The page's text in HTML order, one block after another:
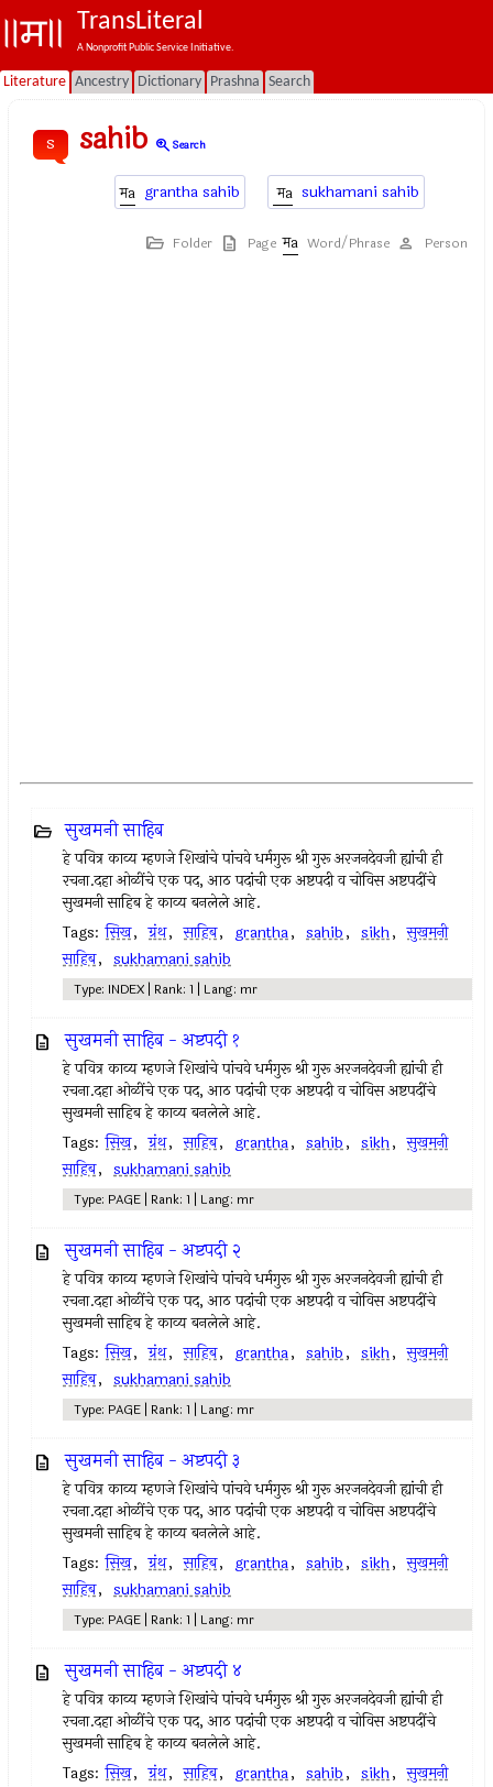
TransLiteral
A Nonprofit Public Service Initiative.
Literature Ancestry Dictionary Prashna Search
s sahib zoom_inSearch
grantha sahib sukhamani sahib
Folder Page Word/Phrase Person
सुखमनी साहिब
हे पवित्र काव्य म्हणजे शिखांचे पांचवे धर्मगुरू श्री गुरू अरजनदेवजी ह्यांची ही
रचना.दहा ओळींचे एक पद, आठ पदांची एक अष्टपदी व चोविस अष्टपदींचे
सुखमनी साहिब हे काव्य बनलेले आहे.
Tags: सिख, ग्रंथ, साहिब, grantha, sahib, sikh, सुखमनी
साहिब, sukhamani sahib
Type: INDEX | Rank: 1 | Lang: mr
सुखमनी साहिब - अष्टपदी १
हे पवित्र काव्य म्हणजे शिखांचे पांचवे धर्मगुरू श्री गुरू अरजनदेवजी ह्यांची ही
रचना.दहा ओळींचे एक पद, आठ पदांची एक अष्टपदी व चोविस अष्टपदींचे
सुखमनी साहिब हे काव्य बनलेले आहे.
Tags: सिख, ग्रंथ, साहिब, grantha, sahib, sikh, सुखमनी
साहिब, sukhamani sahib
Type: PAGE | Rank: 1 | Lang: mr
सुखमनी साहिब - अष्टपदी २
हे पवित्र काव्य म्हणजे शिखांचे पांचवे धर्मगुरू श्री गुरू अरजनदेवजी ह्यांची ही
रचना.दहा ओळींचे एक पद, आठ पदांची एक अष्टपदी व चोविस अष्टपदींचे
सुखमनी साहिब हे काव्य बनलेले आहे.
Tags: सिख, ग्रंथ, साहिब, grantha, sahib, sikh, सुखमनी
साहिब, sukhamani sahib
Type: PAGE | Rank: 1 | Lang: mr
सुखमनी साहिब - अष्टपदी ३
हे पवित्र काव्य म्हणजे शिखांचे पांचवे धर्मगुरू श्री गुरू अरजनदेवजी ह्यांची ही
रचना.दहा ओळींचे एक पद, आठ पदांची एक अष्टपदी व चोविस अष्टपदींचे
सुखमनी साहिब हे काव्य बनलेले आहे.
Tags: सिख, ग्रंथ, साहिब, grantha, sahib, sikh, सुखमनी
साहिब, sukhamani sahib
Type: PAGE | Rank: 1 | Lang: mr
सुखमनी साहिब - अष्टपदी ४
हे पवित्र काव्य म्हणजे शिखांचे पांचवे धर्मगुरू श्री गुरू अरजनदेवजी ह्यांची ही
रचना.दहा ओळींचे एक पद, आठ पदांची एक अष्टपदी व चोविस अष्टपदींचे
सुखमनी साहिब हे काव्य बनलेले आहे.
Tags: सिख, ग्रंथ, साहिब, grantha, sahib, sikh, सुखमनी